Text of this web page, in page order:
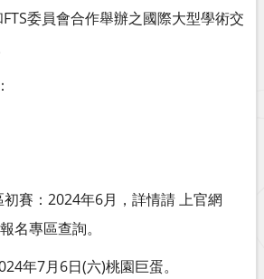
委員會合作舉辦之國際大型學術交
賽：2024年6月，詳情請 上官網
名專區查詢。
年7月6日(六)桃園巨蛋。